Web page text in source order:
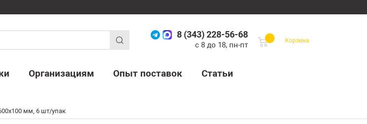
мм, 6 шт/упак
8 (343) 228-56-68
с 8 до 18, пн-пт
Корзина
Организациям Опыт поставок Статьи